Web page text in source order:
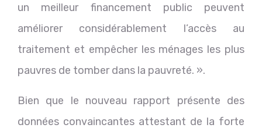
un meilleur financement public peuvent
améliorer considérablement l’accès au
traitement et empêcher les ménages les plus
pauvres de tomber dans la pauvreté. ».
Bien que le nouveau rapport présente des
données convaincantes attestant de la forte